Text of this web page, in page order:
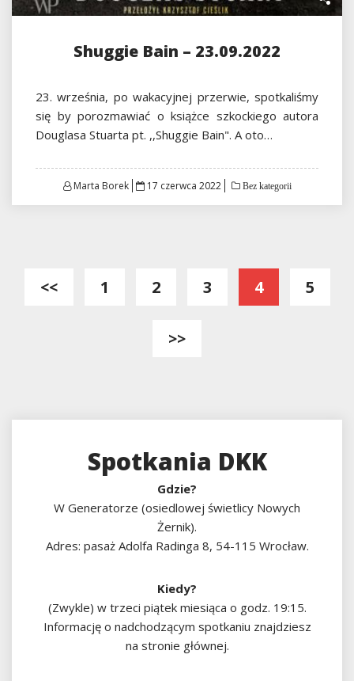
Shuggie Bain – 23.09.2022
23. września, po wakacyjnej przerwie, spotkaliśmy
się by porozmawiać o książce szkockiego autora
Douglasa Stuarta pt. ,,Shuggie Bain". A oto…
Marta Borek
Posted
17 czerwca 2022 Bez kategorii
Stronicowanie
<< 1 2 3 4 5
>>
Spotkania DKK
Gdzie?
W Generatorze (osiedlowej świetlicy Nowych
Żernik).
Adres: pasaż Adolfa Radinga 8, 54-115 Wrocław.
Kiedy?
(Zwykle) w trzeci piątek miesiąca o godz. 19:15.
Informację o nadchodzącym spotkaniu znajdziesz
na stronie głównej.